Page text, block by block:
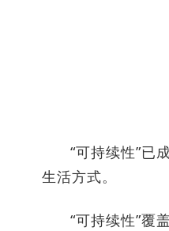
“可持续性”已
生活方式。
“可持续性”覆